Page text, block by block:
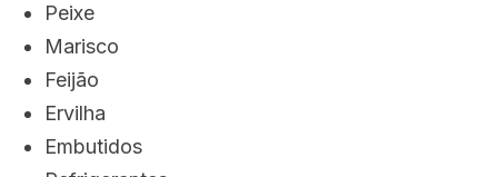
Peixe
Marisco
Feijão
Ervilha
Embutidos